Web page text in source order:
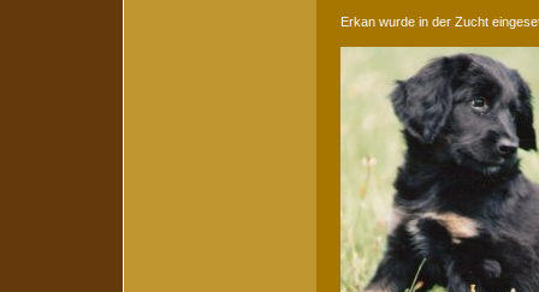
Erkan wurde in der Zucht